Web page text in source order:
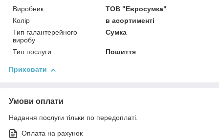
Виробник
ТОВ "Евросумка"
Колір
в асортименті
Тип галантерейного
виробу
Сумка
Тип послуги Пошиття
Приховати
Умови оплати
Надання послуги тільки по передоплаті.
Оплата на рахунок